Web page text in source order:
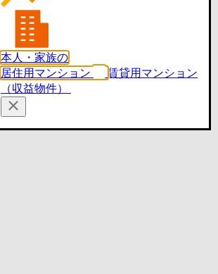
本人・家族の
居住用マンション
賃貸用マンション
（収益物件）